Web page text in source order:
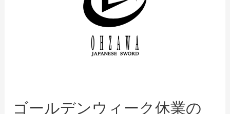
ゴールデンウィーク休業の